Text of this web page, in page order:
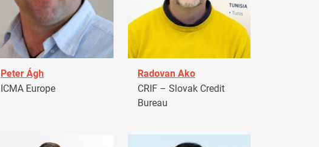
Peter Ágh
ICMA Europe
Radovan Ako
CRIF – Slovak Credit
Bureau